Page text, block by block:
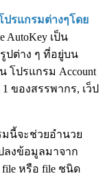
ปรแกรมต่างๆโดย
เป็น
ปต่าง ๆ ที่อยู่บน
โปรแกรม Account
1 ของสรรพากร, เว็ป
นี้จะช่วยอำนวย
ลงข้อมูลมาจาก
file หรือ file ชนิด